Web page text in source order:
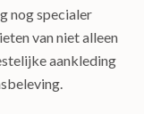
nog specialer
van niet alleen
aankleding